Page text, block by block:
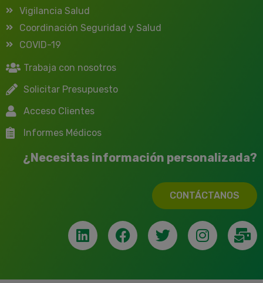
Vigilancia Salud
Coordinación Seguridad y Salud
COVID-19
Trabaja con nosotros
Solicitar Presupuesto
Acceso Clientes
Informes Médicos
¿Necesitas información personalizada?
CONTÁCTANOS